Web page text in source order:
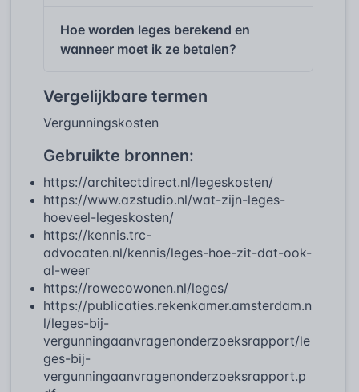
Hoe worden leges berekend en
wanneer moet ik ze betalen?
Vergelijkbare termen
Vergunningskosten
Gebruikte bronnen:
https://architectdirect.nl/legeskosten/
https://www.azstudio.nl/wat-zijn-leges-
hoeveel-legeskosten/
https://kennis.trc-
advocaten.nl/kennis/leges-hoe-zit-dat-ook-
al-weer
https://rowecowonen.nl/leges/
https://publicaties.rekenkamer.amsterdam.n
l/leges-bij-
vergunningaanvragenonderzoeksrapport/le
ges-bij-
vergunningaanvragenonderzoeksrapport.p